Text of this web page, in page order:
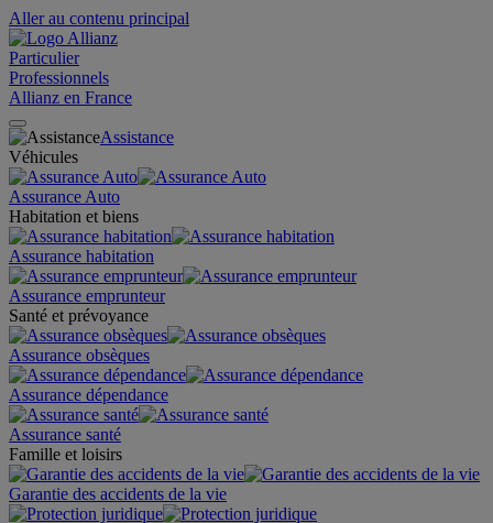
Aller au contenu principal
Particulier
Professionnels
Allianz en France
Assistance
Véhicules
Assurance Auto
Habitation et biens
Assurance habitation
Assurance emprunteur
Santé et prévoyance
Assurance obsèques
Assurance dépendance
Assurance santé
Famille et loisirs
Garantie des accidents de la vie